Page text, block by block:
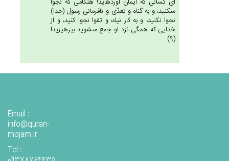
مى‏كنيد، و به گناه و تعدّى و نافرمانى رسول (خدا)
نجوا نكنيد، و به كار نيك و تقوا نجوا كنيد، و از
خدايى كه همگى نزد او جمع مى‏شويد بپرهيزيد!
(9)
Email :
info@quran-
mojam.ir
Tel :